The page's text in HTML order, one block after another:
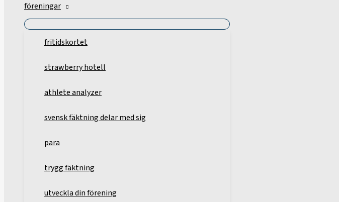
föreningar
fritidskortet
strawberry hotell
athlete analyzer
svensk fäktning delar med sig
para
trygg fäktning
utveckla din förening